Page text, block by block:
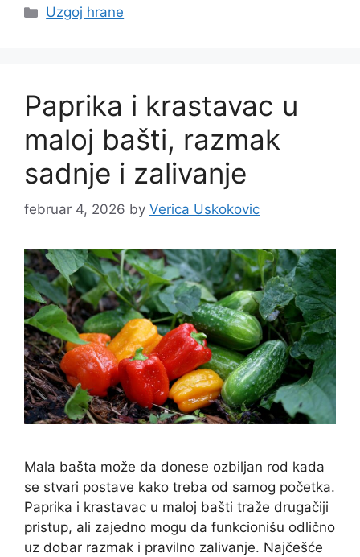
Categories
Uzgoj hrane
Paprika i krastavac u
maloj bašti, razmak
sadnje i zalivanje
februar 4, 2026 by Verica Uskokovic
Mala bašta može da donese ozbiljan rod kada
se stvari postave kako treba od samog početka.
Paprika i krastavac u maloj bašti traže drugačiji
pristup, ali zajedno mogu da funkcionišu odlično
uz dobar razmak i pravilno zalivanje. Najčešće